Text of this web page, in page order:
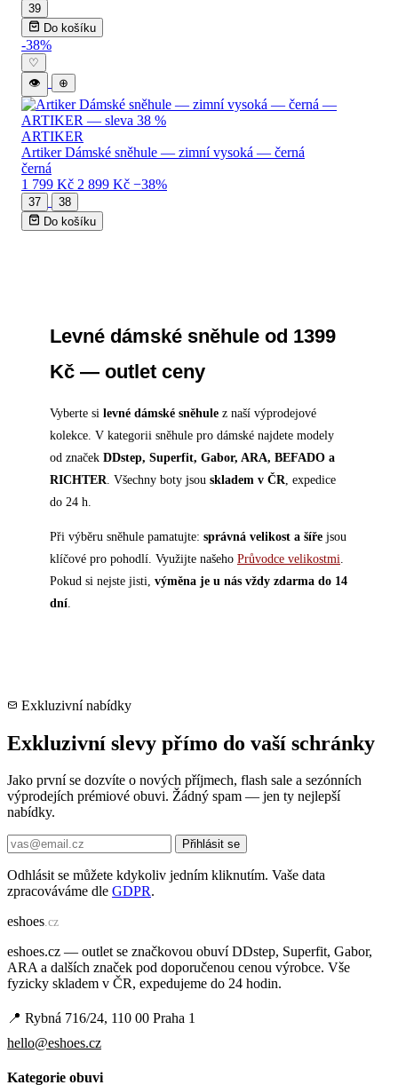
39
Do košíku
-38%
♡
👁
⊕
ARTIKER
Artiker Dámské sněhule — zimní vysoká — černá
černá
1 799 Kč 2 899 Kč −38%
37
38
Do košíku
Levné dámské sněhule od 1399
Kč — outlet ceny
Vyberte si levné dámské sněhule z naší výprodejové
kolekce. V kategorii sněhule pro dámské najdete modely
od značek DDstep, Superfit, Gabor, ARA, BEFADO a
RICHTER . Všechny boty jsou skladem v ČR , expedice
do 24 h.
Při výběru sněhule pamatujte: správná velikost a šíře jsou
klíčové pro pohodlí. Využijte našeho Průvodce velikostmi
Pokud si nejste jisti, výměna je u nás vždy zdarma do 14
dní
Exkluzivní nabídky
Exkluzivní slevy přímo do vaší schránky
Jako první se dozvíte o nových příjmech, flash sale a sezónních
výprodejích prémiové obuvi. Žádný spam — jen ty nejlepší
nabídky.
Přihlásit se
Odhlásit se můžete kdykoliv jedním kliknutím. Vaše data
zpracováváme dle GDPR.
eshoes.cz
eshoes.cz — outlet se značkovou obuví DDstep, Superfit, Gabor,
ARA a dalších značek pod doporučenou cenou výrobce. Vše
fyzicky skladem v ČR, expedujeme do 24 hodin.
📍 Rybná 716/24, 110 00 Praha 1
hello@eshoes.cz
Kategorie obuvi